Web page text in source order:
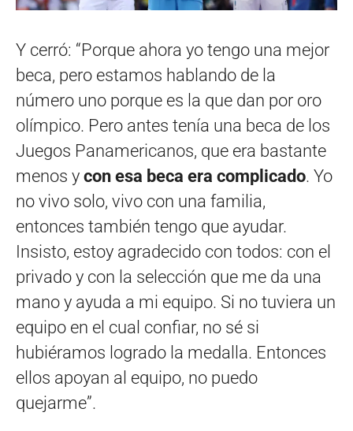
Y cerró: “Porque ahora yo tengo una mejor
beca, pero estamos hablando de la
número uno porque es la que dan por oro
olímpico. Pero antes tenía una beca de los
Juegos Panamericanos, que era bastante
menos y con esa beca era complicado. Yo
no vivo solo, vivo con una familia,
entonces también tengo que ayudar.
Insisto, estoy agradecido con todos: con el
privado y con la selección que me da una
mano y ayuda a mi equipo. Si no tuviera un
equipo en el cual confiar, no sé si
hubiéramos logrado la medalla. Entonces
ellos apoyan al equipo, no puedo
quejarme”.